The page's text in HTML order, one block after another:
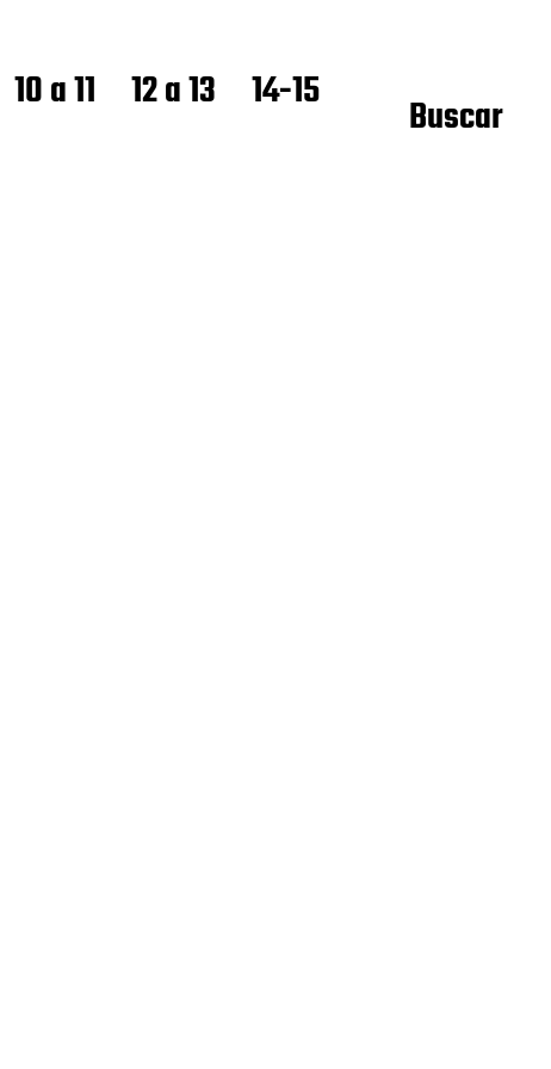
10 a 11 12 a 13
14-15
Buscar